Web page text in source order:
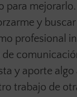
para mejorarlo.
y
profesional
y aporte algo
trabajo de